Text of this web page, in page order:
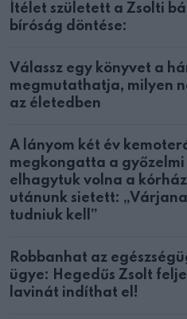
Ítélet született a Zsolti
bíróság döntése:
Válassz egy könyvet a
megmutathatja, milyen
az életedben
A lányom két év
megkongatta a
elhagytuk volna a
utánunk sietett:
tudniuk kell”
Robbanhat az
ügye: Hegedűs Zsolt
lavinát indíthat el!